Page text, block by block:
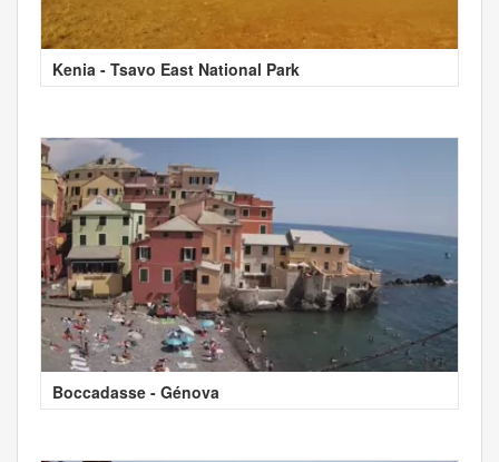
Kenia - Tsavo East National Park
Boccadasse - Génova